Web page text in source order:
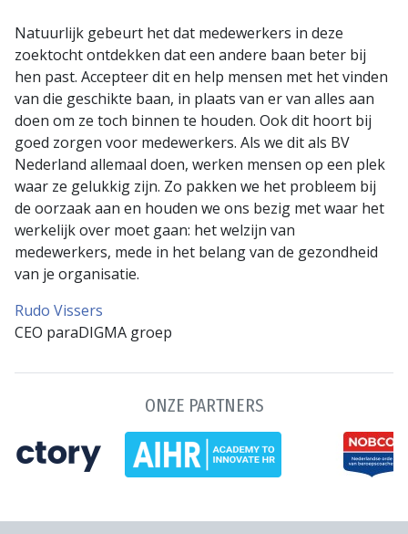
Natuurlijk gebeurt het dat medewerkers in deze
zoektocht ontdekken dat een andere baan beter bij
hen past. Accepteer dit en help mensen met het vinden
van die geschikte baan, in plaats van er van alles aan
doen om ze toch binnen te houden. Ook dit hoort bij
goed zorgen voor medewerkers. Als we dit als BV
Nederland allemaal doen, werken mensen op een plek
waar ze gelukkig zijn. Zo pakken we het probleem bij
de oorzaak aan en houden we ons bezig met waar het
werkelijk over moet gaan: het welzijn van
medewerkers, mede in het belang van de gezondheid
van je organisatie.
Rudo Vissers
CEO paraDIGMA groep
ONZE PARTNERS